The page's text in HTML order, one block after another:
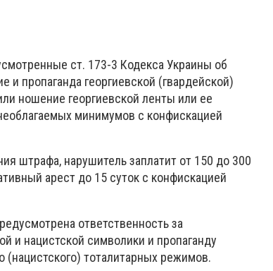
ст. 173-3 Кодекса Украины об
пропаганда георгиевской (гвардейской)
ношение георгиевской ленты или ее
минимумов с конфискацией
штрафа, нарушитель заплатит от 150 до 300
арест до 15 суток с конфискацией
ответственность за
и нацистской символики и пропаганду
(нацистского) тоталитарных режимов.